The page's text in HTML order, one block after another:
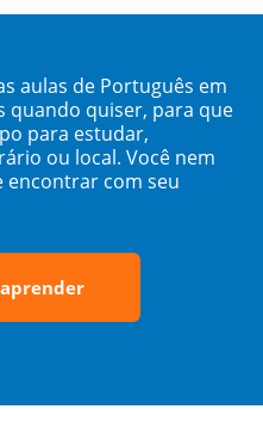
aulas de Português em
quando quiser, para que
para estudar,
ou local. Você nem
encontrar com seu